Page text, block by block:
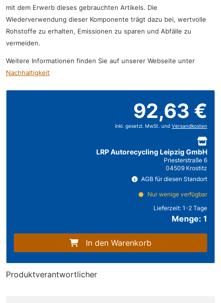
mit dem Erwerb dieses gebrauchten Artikels. Die
Wiederverwendung dieser Komponente trägt dazu bei, wertvolle
Rohstoffe zu erhalten, Emissionen zu sparen und Abfälle zu
vermeiden.
Weitere Informationen finden Sie auf unserer Webseite unter
Nachhaltigkeit
92,63 €
inkl. gesetzl. MwSt. und Versandkosten
LRP Autorecycling Leipzig GmbH
Priesterstraße 6
04509 Krostitz
AGB für diesen Standort
Nur wenige verfügbar
Lieferzeit: 1-2 Tage
Menge: 1
In den Warenkorb
Produktverantwortlicher